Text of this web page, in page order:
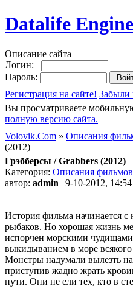
Datalife
Описание сайта
Логин:
Пароль:
Регистрация на сайте! Забыли
Вы просматриваете
полную версию сайта.
Volovik.Com » Описания
(2012)
Грэбберсы / Grabbers (2012)
Категория: Описания фильмов
автор: admin | 9-10-2012,
История фильма начинается
рыбаков. Но хорошая жизнь
испорчен морскими
выкидыванием в море
Монстры надумали вылезть
приступив жадно жрать
пути. Они не ели тех, кто в